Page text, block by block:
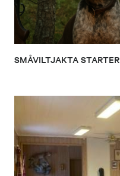
SMÅVILTJAKTA STARTER